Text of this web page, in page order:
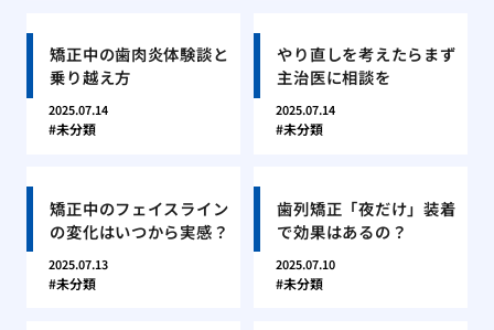
矯正中の歯肉炎体験談と
乗り越え方
2025.07.14
未分類
やり直しを考えたらまず
主治医に相談を
2025.07.14
未分類
矯正中のフェイスライン
の変化はいつから実感？
2025.07.13
未分類
歯列矯正「夜だけ」装着
で効果はあるの？
2025.07.10
未分類